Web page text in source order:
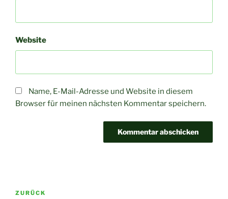
Website
Name, E-Mail-Adresse und Website in diesem
Browser für meinen nächsten Kommentar speichern.
Beitragsnavigation
Vorheriger
ZURÜCK